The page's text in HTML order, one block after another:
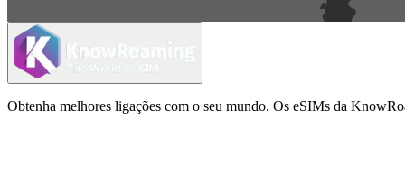
Obtenha melhores ligações com o seu mundo. Os eSIMs da